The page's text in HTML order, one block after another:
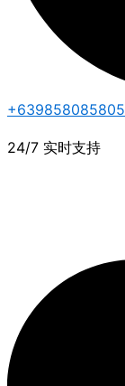
+639858085805
24/7 实时支持